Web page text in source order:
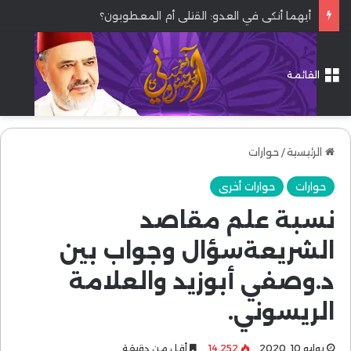
أيهما أنكى في العدو: القتلى أم المعطوبون؟
القائمة
الرئيسية/ حوارات
حوارات حوارات أخرى
نسبة علم مقاصد
الشريعةسؤال وجواب بين
د.وصفي أبوزيد والعلامة
الريسوني.
يوليو 10, 2020 14٬252 أقل من دقيقة